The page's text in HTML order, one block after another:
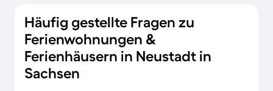
Häufig gestellte Fragen zu
Ferienwohnungen &
Ferienhäusern in Neustadt in
Sachsen